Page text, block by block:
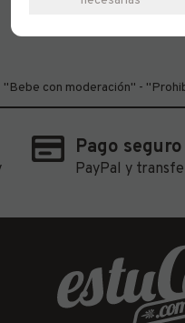
"Bebe con moderación" -
Pago
PayPal y